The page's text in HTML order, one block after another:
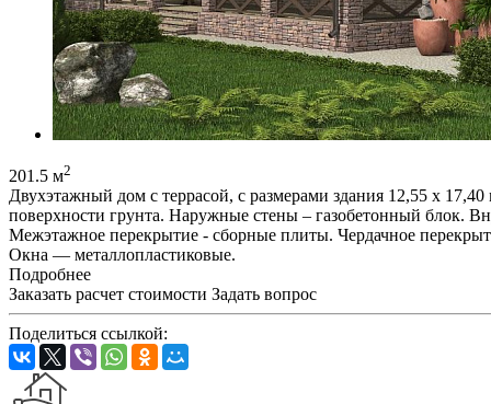
201.5 м2
Двухэтажный дом с террасой, с размерами здания 12,55 х
поверхности грунта. Наружные стены – газобетонный блок.
Межэтажное перекрытие - сборные плиты. Чердачное
Окна — металлопластиковые.
Подробнее
Заказать расчет стоимости Задать вопрос
Поделиться ссылкой: